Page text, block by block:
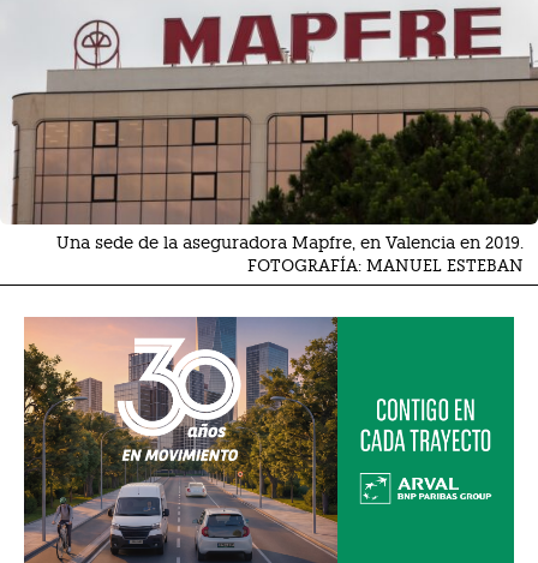
Una sede de la aseguradora Mapfre, en Valencia en 2019.
FOTOGRAFÍA: MANUEL ESTEBAN